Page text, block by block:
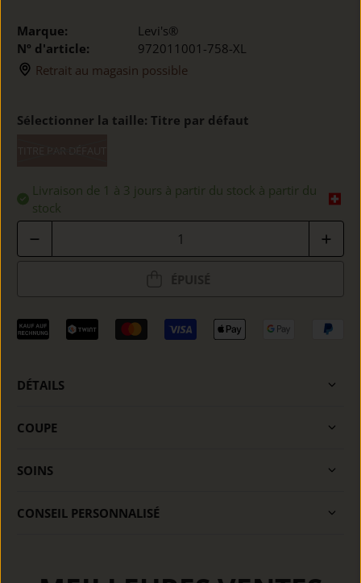
Marque:
Levi's®
Nº d'article:
972011001-758-XL
Retrait au magasin possible
Sélectionner la taille:Titre par défaut
Livraison de 1 à 3 jours à partir du stock à partir du
stock
DÉTAILS
COUPE
SOINS
CONSEIL PERSONNALISÉ